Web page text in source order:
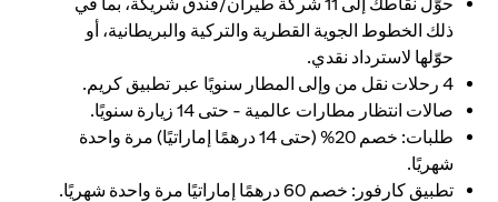
ذلك الخطوط الجوية القطرية والتركية والبريطانية، أو
حوّلها لاسترداد نقدي.
4 رحلات نقل من وإلى المطار سنويًا عبر تطبيق كريم.
صالات انتظار مطارات عالمية - حتى 14 زيارة سنويًا.
طلبات: خصم 20% (حتى 14 درهمًا إماراتيًا) مرة واحدة
شهريًا.
تطبيق كارفور: خصم 60 درهمًا إماراتيًا مرة واحدة شهريًا.